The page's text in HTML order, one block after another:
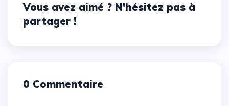
Vous avez aimé ? N'hésitez pas à
partager !
0 Commentaire